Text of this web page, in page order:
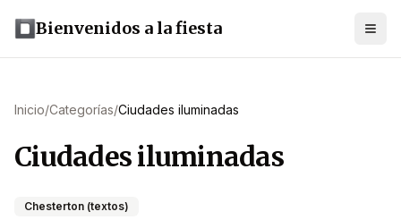
Bienvenidos a la fiesta
Inicio/Categorías/Ciudades iluminadas
Ciudades iluminadas
Chesterton (textos)